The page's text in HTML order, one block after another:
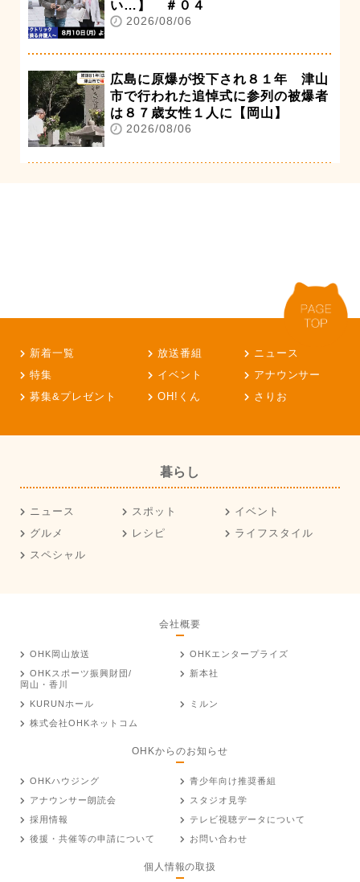
い…】 ＃０４
2026/08/06
広島に原爆が投下され８１年 津山
市で行われた追悼式に参列の被爆者
は８７歳女性１人に【岡山】
2026/08/06
新着一覧 放送番組
ニュース
特集
イベント
アナウンサー
募集&プレゼント
OH!くん さりお
暮らし
ニュース スポット
イベント
グルメ
レシピ
ライフスタイル
スペシャル
会社概要
OHK岡山放送
OHKエンタープライズ
OHKスポーツ振興財団/
岡山・香川
新本社
KURUNホール
ミルン
株式会社OHKネットコム
OHKからのお知らせ
OHKハウジング
青少年向け推奨番組
アナウンサー朗読会
スタジオ見学
採用情報
テレビ視聴データについて
後援・共催等の申請について
お問い合わせ
個人情報の取扱